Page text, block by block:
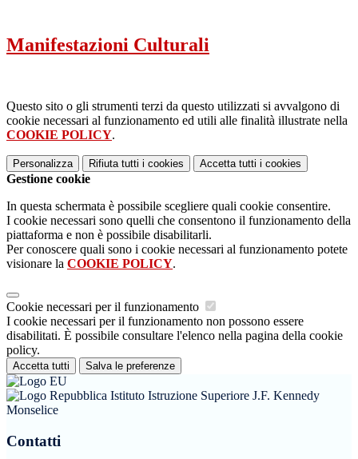
Manifestazioni Culturali
Questo sito o gli strumenti terzi da questo utilizzati si avvalgono di
cookie necessari al funzionamento ed utili alle finalità illustrate nella
COOKIE POLICY.
Personalizza Rifiuta tutti i cookies Accetta tutti i cookies
Gestione cookie
In questa schermata è possibile scegliere quali cookie consentire.
I cookie necessari sono quelli che consentono il funzionamento della
piattaforma e non è possibile disabilitarli.
Per conoscere quali sono i cookie necessari al funzionamento potete
visionare la COOKIE POLICY.
Cookie necessari per il funzionamento
I cookie necessari per il funzionamento non possono essere
disabilitati. È possibile consultare l'elenco nella pagina della cookie
policy.
Accetta tutti Salva le preferenze
Istituto Istruzione Superiore J.F. Kennedy
Monselice
Contatti